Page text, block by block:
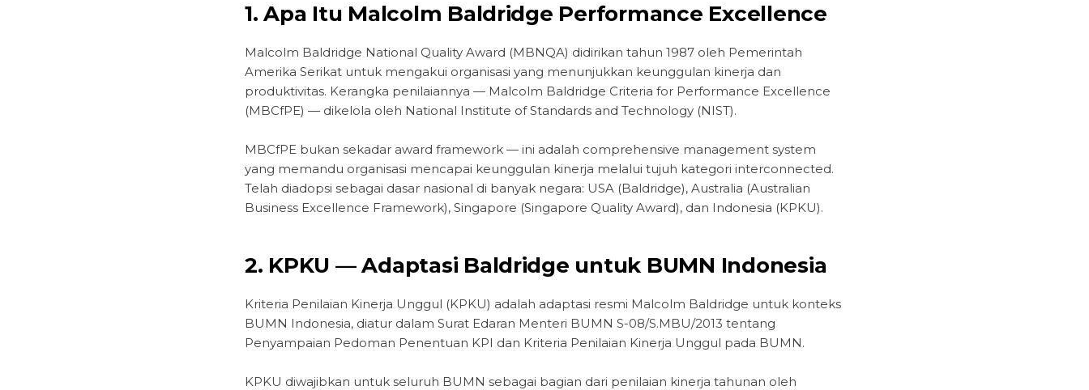
1. Apa Itu Malcolm Baldridge Performance Excellence
Malcolm Baldridge National Quality Award (MBNQA) didirikan tahun 1987 oleh Pemerintah
Amerika Serikat untuk mengakui organisasi yang menunjukkan keunggulan kinerja dan
produktivitas. Kerangka penilaiannya — Malcolm Baldridge Criteria for Performance Excellence
(MBCfPE) — dikelola oleh National Institute of Standards and Technology (NIST).
MBCfPE bukan sekadar award framework — ini adalah comprehensive management system
yang memandu organisasi mencapai keunggulan kinerja melalui tujuh kategori interconnected.
Telah diadopsi sebagai dasar nasional di banyak negara: USA (Baldridge), Australia (Australian
Business Excellence Framework), Singapore (Singapore Quality Award), dan Indonesia (KPKU).
2. KPKU — Adaptasi Baldridge untuk BUMN Indonesia
Kriteria Penilaian Kinerja Unggul (KPKU) adalah adaptasi resmi Malcolm Baldridge untuk konteks
BUMN Indonesia, diatur dalam Surat Edaran Menteri BUMN S-08/S.MBU/2013 tentang
Penyampaian Pedoman Penentuan KPI dan Kriteria Penilaian Kinerja Unggul pada BUMN.
KPKU diwajibkan untuk seluruh BUMN sebagai bagian dari penilaian kinerja tahunan oleh